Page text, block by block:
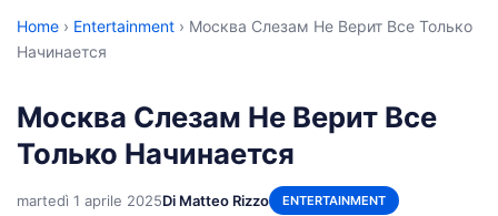
Home › Entertainment › Москва Слезам Не Верит Все Только
Начинается
Москва Слезам Не Верит Все
Только Начинается
martedì 1 aprile 2025Di Matteo Rizzo ENTERTAINMENT